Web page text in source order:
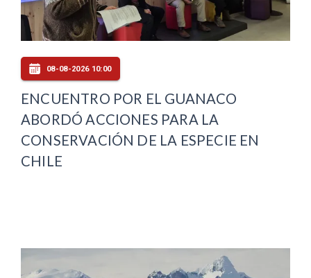
08-08-2026 10:00
ENCUENTRO POR EL GUANACO
ABORDÓ ACCIONES PARA LA
CONSERVACIÓN DE LA ESPECIE EN
CHILE